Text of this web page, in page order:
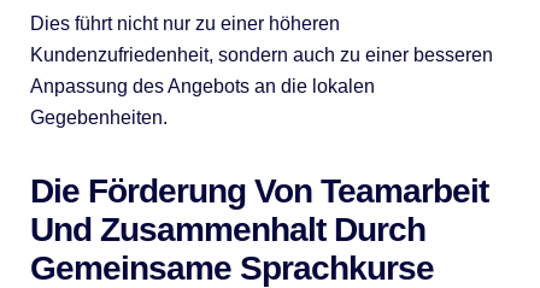
Dies führt nicht nur zu einer höheren
Kundenzufriedenheit, sondern auch zu einer besseren
Anpassung des Angebots an die lokalen
Gegebenheiten.
Die Förderung Von Teamarbeit
Und Zusammenhalt Durch
Gemeinsame Sprachkurse